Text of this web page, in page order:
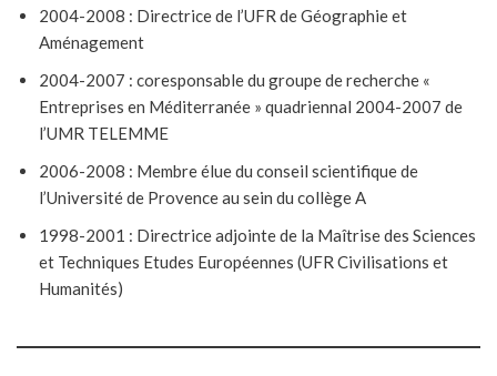
2004-2008 : Directrice de l’UFR de Géographie et
Aménagement
2004-2007 : coresponsable du groupe de recherche «
Entreprises en Méditerranée » quadriennal 2004-2007 de
l’UMR TELEMME
2006-2008 : Membre élue du conseil scientifique de
l’Université de Provence au sein du collège A
1998-2001 : Directrice adjointe de la Maîtrise des Sciences
et Techniques Etudes Européennes (UFR Civilisations et
Humanités)